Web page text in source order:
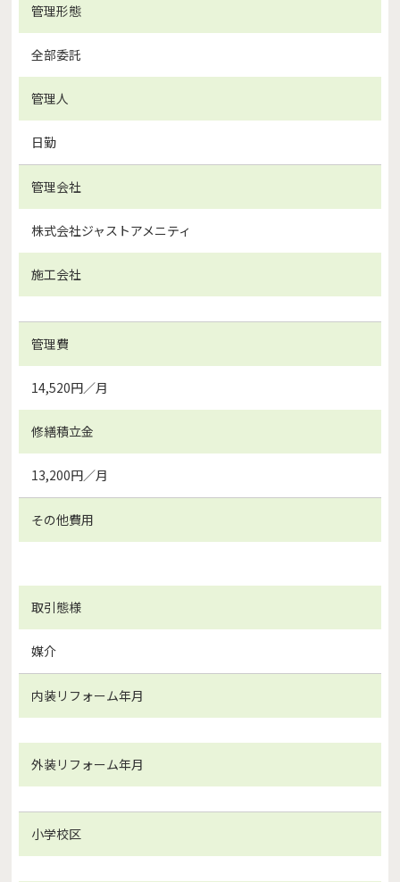
管理形態
全部委託
管理人
日勤
管理会社
株式会社ジャストアメニティ
施工会社
管理費
14,520円／月
修繕積立金
13,200円／月
その他費用
取引態様
媒介
内装リフォーム年月
外装リフォーム年月
小学校区